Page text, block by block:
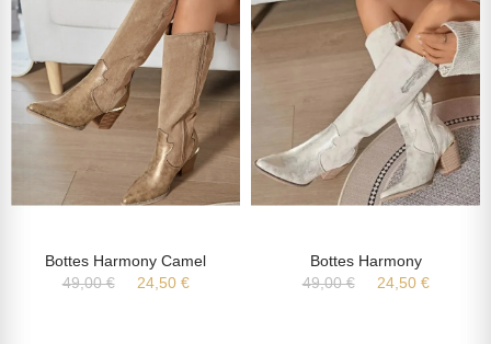
Bottes Harmony Camel
49,00 €
24,50 €
Bottes Harmony
49,00 €
24,50 €